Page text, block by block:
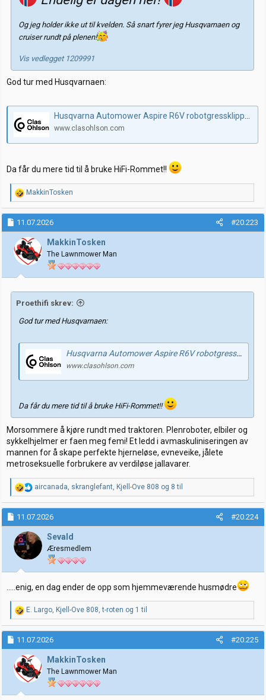
Og jeg holder ikke ut til kvelden. Så snart fyrer jeg Husqvarnaen og
cruiser rundt på plenen!
Vis vedlegget 1209991
God tur med Husqvarnaen:
Husqvarna Automower Aspire R6V robotgressklipper, 600 m2 | Clas Ohlson
www.clasohlson.com
Da får du mere tid til å bruke HiFi-Rommet!!
R
e
a
k
s
j
o
n
e
r
MakkinTosken
11.07.2026 #20.223
MakkinTosken
The Lawnmower Man
Proethifi skrev:
God tur med Husqvarnaen:
Husqvarna Automower Aspire R6V robotgressklipper, 600 m2 | Clas Ohlson
www.clasohlson.com
Da får du mere tid til å bruke HiFi-Rommet!!
Morsommere å kjøre rundt med traktoren. Plenroboter, elbiler og
sykkelhjelmer er faen meg femi! Et ledd i avmaskuliniseringen av
mannen for å skape perfekte hjerneløse, evneveike, jålete
metroseksuelle forbrukere av verdiløse jallavarer.
R
e
a
k
j
o
r
aircanada skranglefant Kjell-Ove 808 og 8 til
11.07.2026 #20.224
Sevald
Æresmedlem
…..enig, en dag ender de opp som hjemmeværende husmødre
R
e
a
k
s
j
o
n
e
r
E. Largo, Kjell-Ove 808,t-roten og 1 til
11.07.2026 #20.225
MakkinTosken
The Lawnmower Man